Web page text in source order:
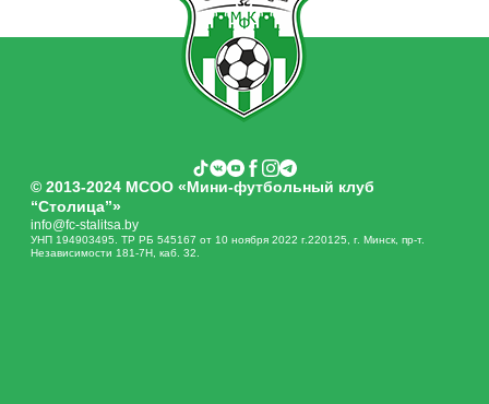
© 2013-2024 МСОО «Мини-футбольный клуб
“Столица”»
info@fc-stalitsa.by
УНП 194903495. ТР РБ 545167 от 10 ноября 2022 г.220125, г. Минск, пр-т.
Независимости 181-7Н, каб. 32.